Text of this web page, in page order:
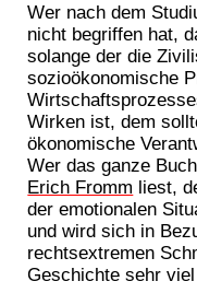
Wer nach dem
nicht begriffen hat,
solange der die
sozioökonomische
Wirken ist, dem
ökonomische
Wer das ganze Buch
Erich Fromm liest,
der emotionalen
und wird sich in
rechtsextremen
Geschichte sehr